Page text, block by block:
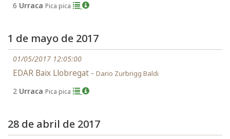
6 Urraca Pica pica
1 de mayo de 2017
01/05/2017 12:05:00
EDAR Baix Llobregat - Dario Zurbrigg Baldi
2 Urraca Pica pica
28 de abril de 2017